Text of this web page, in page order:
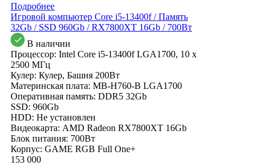
Подробнее
Игровой компьютер Core i5-13400f / Память
32Gb / SSD 960Gb / RX7800XT 16Gb / 700Вт
В наличии
Процессор: Intel Core i5-13400f LGA1700, 10 x
2500 МГц
Кулер: Кулер, Башня 200Вт
Материнская плата: MB-H760-B LGA1700
Оперативная память: DDR5 32Gb
SSD: 960Gb
HDD: Не установлен
Видеокарта: AMD Radeon RX7800XT 16Gb
Блок питания: 700Вт
Корпус: GAME RGB Full One+
153 000